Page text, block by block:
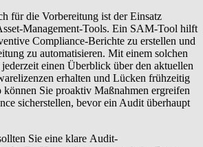
für die Vorbereitung ist der Einsatz
Management-Tools. Ein SAM-Tool hilft
Compliance-Berichte zu erstellen und
zu automatisieren. Mit einem solchen
einen Überblick über den aktuellen
erhalten und Lücken frühzeitig
Sie proaktiv Maßnahmen ergreifen
sicherstellen, bevor ein Audit überhaupt
Sie eine klare Audit-